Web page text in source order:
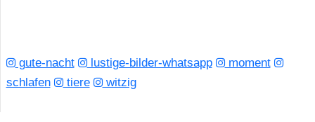
gute-nacht lustige-bilder-whatsapp
moment
schlafen
tiere witzig